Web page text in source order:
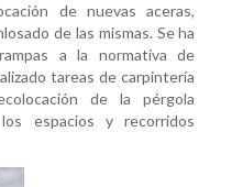
de nuevas aceras,
de las mismas. Se ha
a la normativa de
tareas de carpintería
de la pérgola
espacios y recorridos